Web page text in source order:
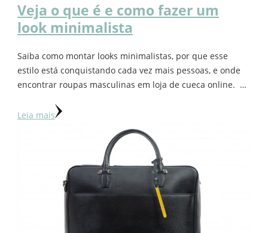
Veja o que é e como fazer um
look minimalista
Saiba como montar looks minimalistas, por que esse
estilo está conquistando cada vez mais pessoas, e onde
encontrar roupas masculinas em loja de cueca online. …
Leia mais